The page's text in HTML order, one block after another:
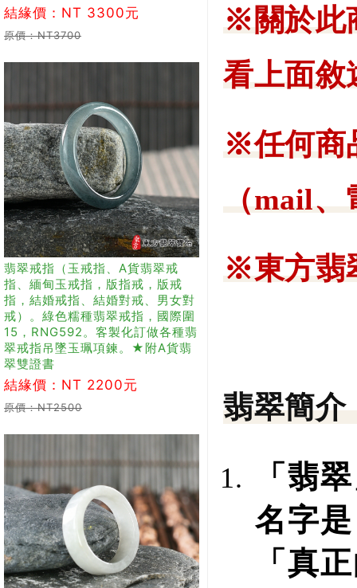
結緣價：NT 3300元
原價：NT3700
翡翠戒指（玉戒指、A貨翡翠戒
指、緬甸玉戒指，版指戒，版戒
指，結婚戒指、結婚對戒、男女對
戒）。綠色糯種翡翠戒指，國際圍
15，RNG592。客製化訂做各種翡
翠戒指吊墜玉珮項鍊。★附A貨翡
翠雙證書
結緣價：NT 2200元
原價：NT2500
※關於此
看上面敘
※任何商
（mail
※東方翡
翡翠簡介
「翡
名字
「真